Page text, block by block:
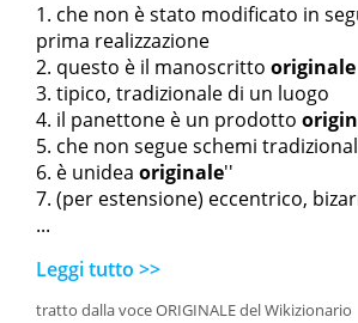
che non è stato modificato in
prima realizzazione
questo è il manoscritto originale
tipico, tradizionale di un luogo
il panettone è un prodotto
che non segue schemi
è unidea originale''
(per estensione) eccentrico,
...
Leggi tutto >>
tratto dalla voce ORIGINALE del Wikizionario